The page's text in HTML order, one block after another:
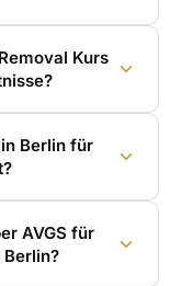
Kurs
Berlin für
AVGS für